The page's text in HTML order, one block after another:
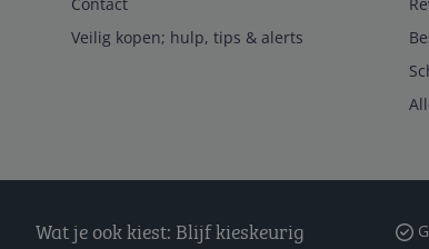
Veilig kopen; hulp, tips & alerts
Wat je ook kiest: Blijf kieskeurig